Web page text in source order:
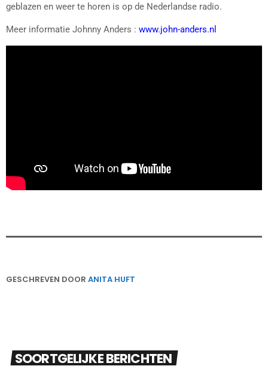
geblazen en weer te horen is op de Nederlandse radio.
Meer informatie Johnny Anders : www.john-anders.nl
GESCHREVEN DOOR ANITA HUFT
SOORTGELIJKE BERICHTEN